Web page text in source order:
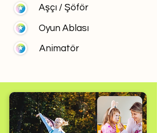
Aşçı / Şöför
Oyun Ablası
Animatör